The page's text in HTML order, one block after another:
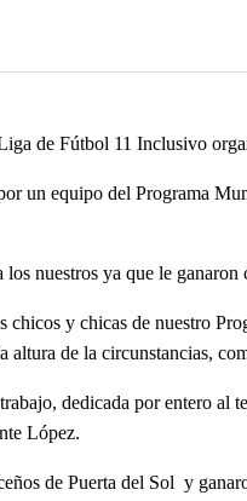
de Fútbol 11 Inclusivo
un equipo del Programa
nuestros ya que le
chicos y chicas de nuestro
altura de la circunstancias,
dedicada por entero al
López.
de Puerta del Sol y